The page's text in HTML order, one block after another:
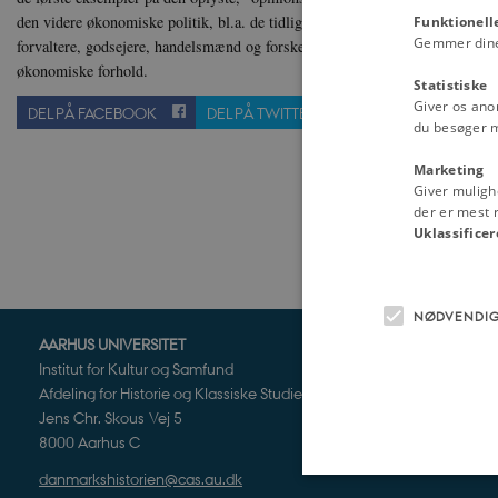
den videre økonomiske politik, bl.a. de tidlige landboreformer. Dets
forvaltere, godsejere, handelsmænd og forskellige slags embedsmænd og
økonomiske forhold.
DEL PÅ FACEBOOK DEL PÅ TWITTER SEND TIL EN VEN
AARHUS UNIVERSITET
Institut for Kultur og Samfund
Afdeling for Historie og Klassiske Studier
Jens Chr. Skous Vej 5
8000 Aarhus C
danmarkshistorien@cas.au.dk
Gemmer
Statistiske
Giver os
du besøger
Marketing
Giver
der er mest